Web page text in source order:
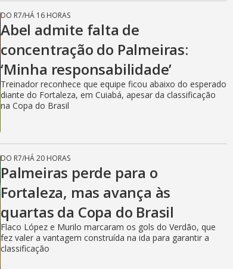
DO R7/HÁ 16 HORAS
Abel admite falta de
concentração do Palmeiras:
‘Minha responsabilidade’
Treinador reconhece que equipe ficou abaixo do esperado
diante do Fortaleza, em Cuiabá, apesar da classificação
na Copa do Brasil
DO R7/HÁ 20 HORAS
Palmeiras perde para o
Fortaleza, mas avança às
quartas da Copa do Brasil
Flaco López e Murilo marcaram os gols do Verdão, que
fez valer a vantagem construída na ida para garantir a
classificação